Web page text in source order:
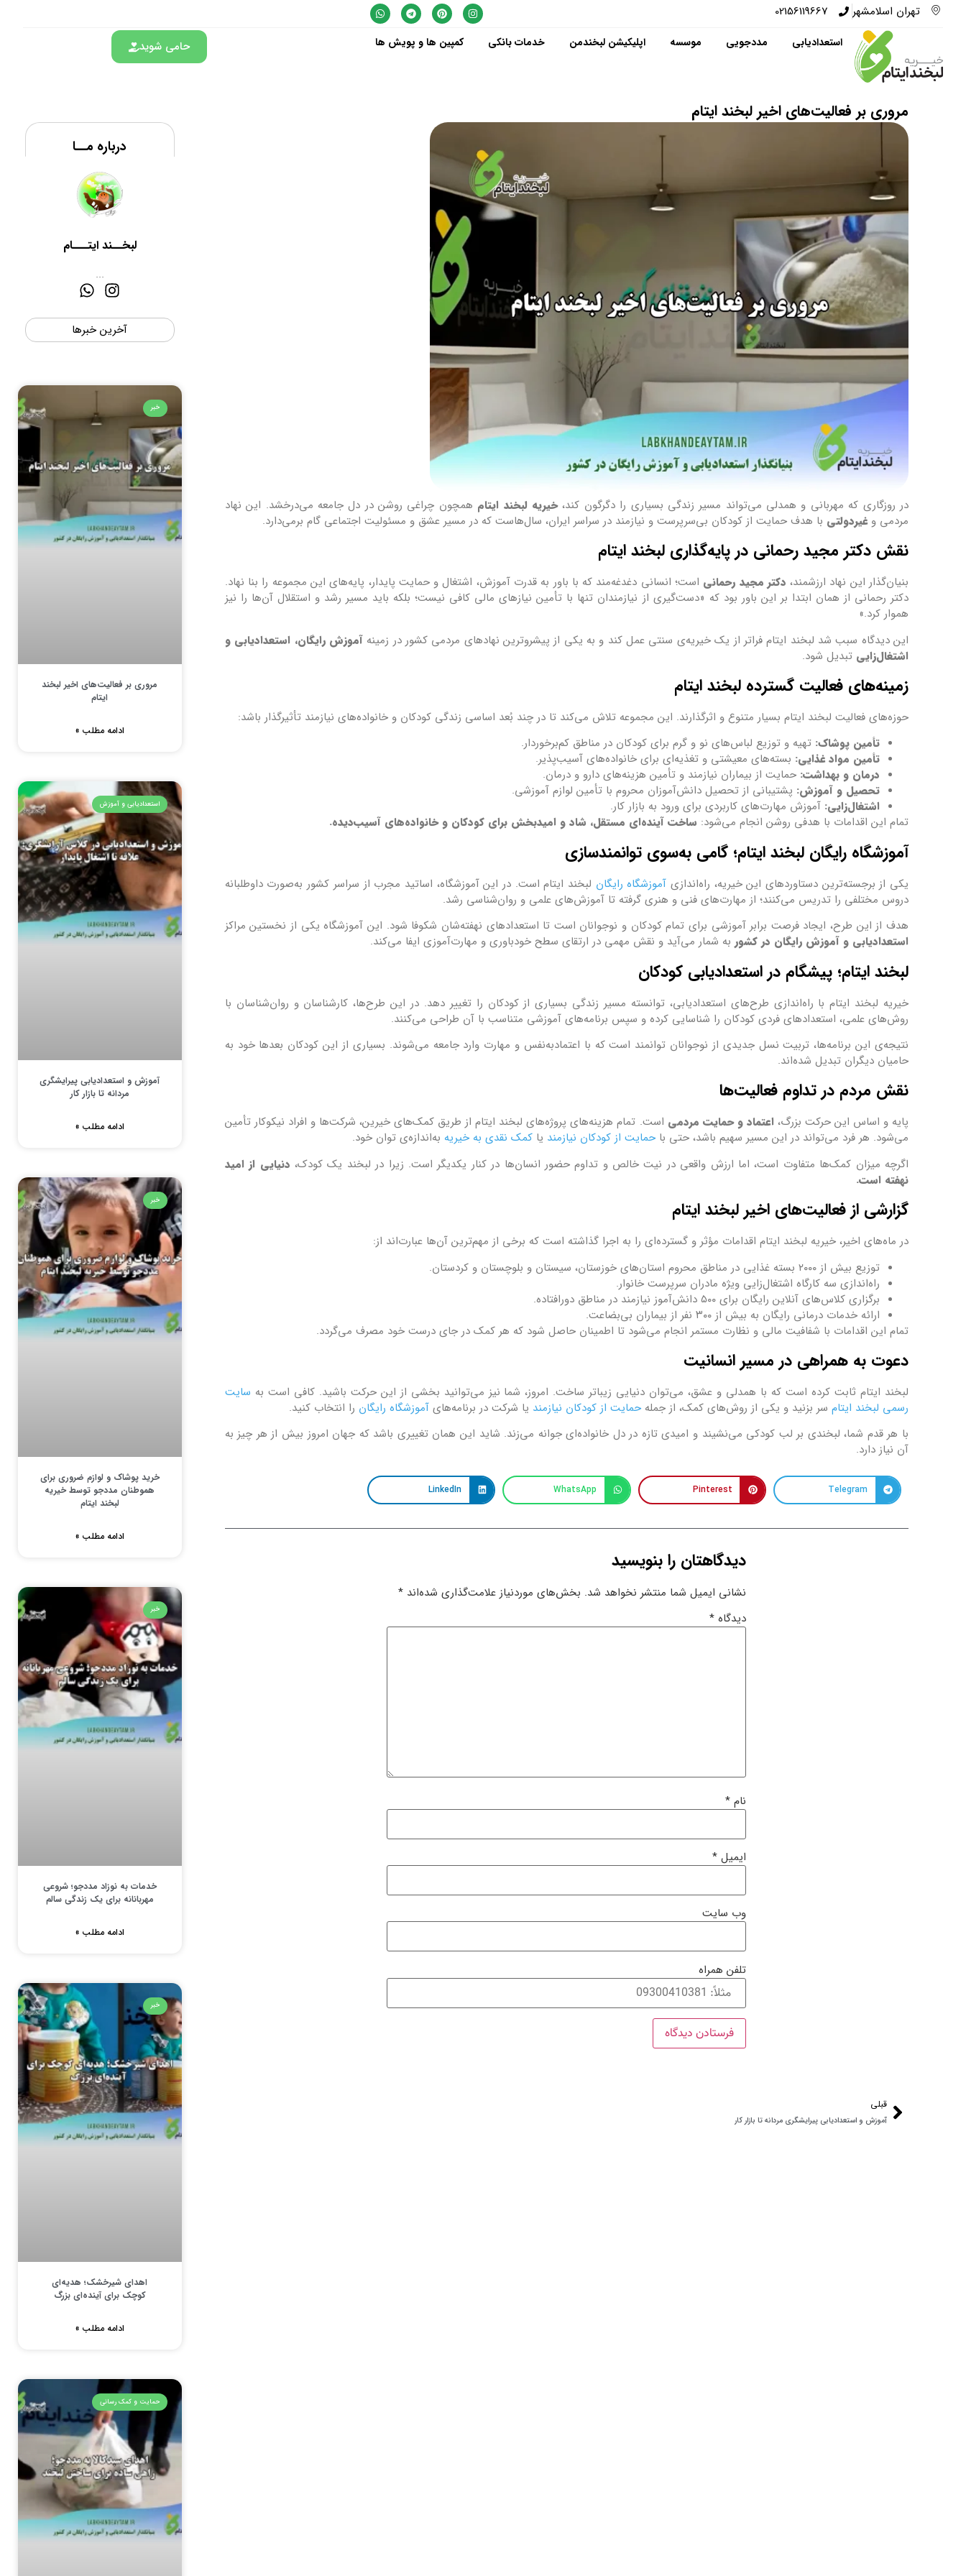
تهران اسلامشهر 02156119667
استعدادیابی مددجویی موسسه اپلیکیشن لبخندمن خدمات بانکی کمپین ها و پویش ها حامی شوید
مروری بر فعالیت‌های اخیر لبخند ایتام
در روزگاری که مهربانی و همدلی می‌تواند مسیر زندگی بسیاری را دگرگون کند،خیریه لبخند ایتام همچون چراغی روشن در دل جامعه می‌درخشد. این نهاد
مردمی و غیر‌دولتی با هدف حمایت از کودکان بی‌سرپرست و نیازمند در سراسر ایران، سال‌هاست که در مسیر عشق و مسئولیت اجتماعی گام برمی‌دارد.
نقش دکتر مجید رحمانی در پایه‌گذاری لبخند ایتام
بنیان‌گذار این نهاد ارزشمند، دکتر مجید رحمانی است؛ انسانی دغدغه‌مند که با باور به قدرت آموزش، اشتغال و حمایت پایدار، پایه‌های این مجموعه را بنا نهاد.
دکتر رحمانی از همان ابتدا بر این باور بود که «دست‌گیری از نیازمندان تنها با تأمین نیازهای مالی کافی نیست؛ بلکه باید مسیر رشد و استقلال آن‌ها را نیز
هموار کرد.»
این دیدگاه سبب شد لبخند ایتام فراتر از یک خیریه‌ی سنتی عمل کند و به یکی از پیشروترین نهادهای مردمی کشور در زمینهآموزش رایگان، استعدادیابی و
اشتغال‌زایی تبدیل شود.
زمینه‌های فعالیت گسترده لبخند ایتام
حوزه‌های فعالیت لبخند ایتام بسیار متنوع و اثرگذارند. این مجموعه تلاش می‌کند تا در چند بُعد اساسی زندگی کودکان و خانواده‌های نیازمند تأثیرگذار باشد:
تأمین پوشاک: تهیه و توزیع لباس‌های نو و گرم برای کودکان در مناطق کم‌برخوردار.
تأمین مواد غذایی: بسته‌های معیشتی و تغذیه‌ای برای خانواده‌های آسیب‌پذیر.
درمان و بهداشت: حمایت از بیماران نیازمند و تأمین هزینه‌های دارو و درمان.
تحصیل و آموزش: پشتیبانی از تحصیل دانش‌آموزان محروم با تأمین لوازم آموزشی.
اشتغال‌زایی: آموزش مهارت‌های کاربردی برای ورود به بازار کار.
تمام این اقدامات با هدفی روشن انجام می‌شود: ساخت آینده‌ای مستقل، شاد و امیدبخش برای کودکان و خانواده‌های آسیب‌دیده.
آموزشگاه رایگان لبخند ایتام؛ گامی به‌سوی توانمندسازی
یکی از برجسته‌ترین دستاوردهای این خیریه، راه‌اندازی آموزشگاه رایگان لبخند ایتام است. در این آموزشگاه، اساتید مجرب از سراسر کشور به‌صورت داوطلبانه
دروس مختلفی را تدریس می‌کنند؛ از مهارت‌های فنی و هنری گرفته تا آموزش‌های علمی و روان‌شناسی رشد.
هدف از این طرح، ایجاد فرصت برابر آموزشی برای تمام کودکان و نوجوانان است تا استعدادهای نهفته‌شان شکوفا شود. این آموزشگاه یکی از نخستین مراکز
استعدادیابی و آموزش رایگان در کشور به شمار می‌آید و نقش مهمی در ارتقای سطح خودباوری و مهارت‌آموزی ایفا می‌کند.
لبخند ایتام؛ پیشگام در استعدادیابی کودکان
خیریه لبخند ایتام با راه‌اندازی طرح‌های استعدادیابی، توانسته مسیر زندگی بسیاری از کودکان را تغییر دهد. در این طرح‌ها، کارشناسان و روان‌شناسان با
روش‌های علمی، استعدادهای فردی کودکان را شناسایی کرده و سپس برنامه‌های آموزشی متناسب با آن طراحی می‌کنند.
نتیجه‌ی این برنامه‌ها، تربیت نسل جدیدی از نوجوانان توانمند است که با اعتمادبه‌نفس و مهارت وارد جامعه می‌شوند. بسیاری از این کودکان بعدها خود به
حامیان دیگران تبدیل شده‌اند.
نقش مردم در تداوم فعالیت‌ها
پایه و اساس این حرکت بزرگ، اعتماد و حمایت مردمی است. تمام هزینه‌های پروژه‌های لبخند ایتام از طریق کمک‌های خیرین، شرکت‌ها و افراد نیکوکار تأمین
می‌شود. هر فرد می‌تواند در این مسیر سهیم باشد، حتی با حمایت از کودکان نیازمند یا کمک نقدی به خیریه به‌اندازه‌ی توان خود.
اگرچه میزان کمک‌ها متفاوت است، اما ارزش واقعی در نیت خالص و تداوم حضور انسان‌ها در کنار یکدیگر است. زیرا در لبخند یک کودک، دنیایی از امید
نهفته است.
گزارشی از فعالیت‌های اخیر لبخند ایتام
در ماه‌های اخیر، خیریه لبخند ایتام اقدامات مؤثر و گسترده‌ای را به اجرا گذاشته است که برخی از مهم‌ترین آن‌ها عبارت‌اند از:
توزیع بیش از ۲۰۰۰ بسته غذایی در مناطق محروم استان‌های خوزستان، سیستان و بلوچستان و کردستان.
راه‌اندازی سه کارگاه اشتغال‌زایی ویژه مادران سرپرست خانوار.
برگزاری کلاس‌های آنلاین رایگان برای ۵۰۰ دانش‌آموز نیازمند در مناطق دورافتاده.
ارائه خدمات درمانی رایگان به بیش از ۳۰۰ نفر از بیماران بی‌بضاعت.
تمام این اقدامات با شفافیت مالی و نظارت مستمر انجام می‌شود تا اطمینان حاصل شود که هر کمک در جای درست خود مصرف می‌گردد.
دعوت به همراهی در مسیر انسانیت
لبخند ایتام ثابت کرده است که با همدلی و عشق، می‌توان دنیایی زیباتر ساخت. امروز، شما نیز می‌توانید بخشی از این حرکت باشید. کافی است به سایت
رسمی لبخند ایتام سر بزنید و یکی از روش‌های کمک، از جمله حمایت از کودکان نیازمند یا شرکت در برنامه‌های آموزشگاه رایگان را انتخاب کنید.
با هر قدم شما، لبخندی بر لب کودکی می‌نشیند و امیدی تازه در دل خانواده‌ای جوانه می‌زند. شاید این همان تغییری باشد که جهان امروز بیش از هر چیز به
آن نیاز دارد.
Telegram
Pinterest
WhatsApp
LinkedIn
دیدگاهتان را بنویسید
نشانی ایمیل شما منتشر نخواهد شد. بخش‌های موردنیاز علامت‌گذاری شده‌اند *
دیدگاه *
نام *
ایمیل *
وب‌ سایت
تلفن همراه
قبلی
آموزش و استعدادیابی پیرایشگری مردانه تا بازار کار
درباره مــا
لبخــند ایتـــام
...
آخرین خبرها
خبر
مروری بر فعالیت‌های اخیر لبخند
ایتام
ادامه مطلب »
استعدادیابی و آموزش
آموزش و استعدادیابی پیرایشگری
مردانه تا بازار کار
ادامه مطلب »
خبر
خرید پوشاک و لوازم ضروری برای
هموطنان مددجو توسط خیریه
لبخند ایتام
ادامه مطلب »
خبر
خدمات به نوزاد مددجو؛ شروعی
مهربانانه برای یک زندگی سالم
ادامه مطلب »
خبر
اهدای شیرخشک؛ هدیه‌ای
کوچک برای آینده‌ای بزرگ
ادامه مطلب »
حمایت و کمک رسانی